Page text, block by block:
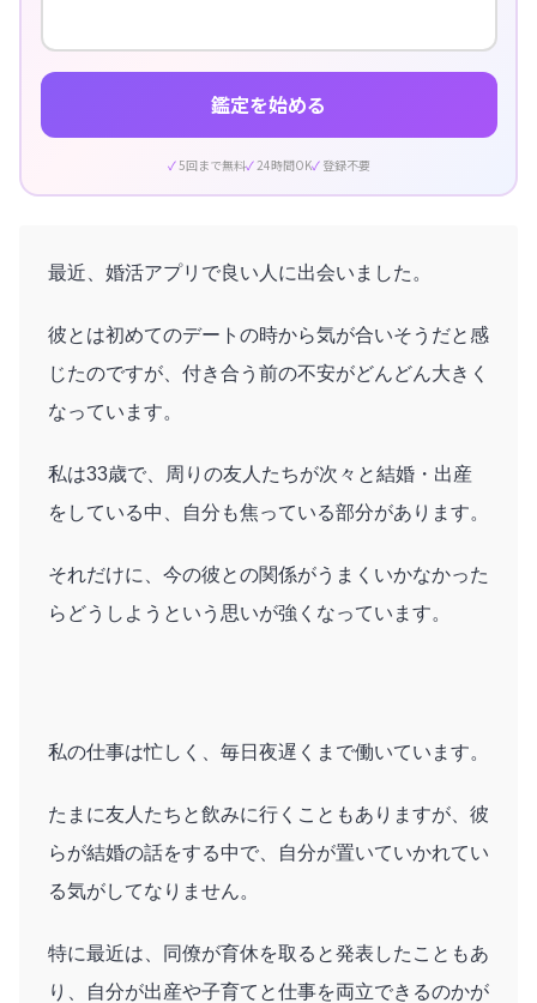
鑑定を始める
5回まで無料 24時間OK 登録不要
最近、婚活アプリで良い人に出会いました。
彼とは初めてのデートの時から気が合いそうだと感
じたのですが、付き合う前の不安がどんどん大きく
なっています。
私は33歳で、周りの友人たちが次々と結婚・出産
をしている中、自分も焦っている部分があります。
それだけに、今の彼との関係がうまくいかなかった
らどうしようという思いが強くなっています。
私の仕事は忙しく、毎日夜遅くまで働いています。
たまに友人たちと飲みに行くこともありますが、彼
らが結婚の話をする中で、自分が置いていかれてい
る気がしてなりません。
特に最近は、同僚が育休を取ると発表したこともあ
り、自分が出産や子育てと仕事を両立できるのかが